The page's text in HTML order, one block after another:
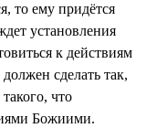
то ему придётся
установления
к действиям
сделать так,
что
Божиими.